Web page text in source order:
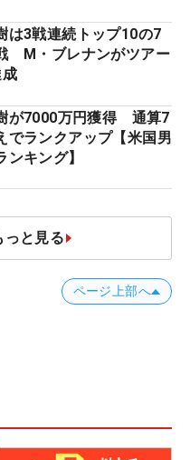
は3戦連続トップ10の7
M・ブレナンがツアー
が7000万円獲得 通算7
でランクアップ【米国男
ンキング】
っと見る
ページ上部へ